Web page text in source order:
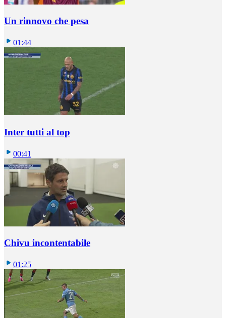
Un rinnovo che pesa
01:44
Inter tutti al top
00:41
Chivu incontentabile
01:25